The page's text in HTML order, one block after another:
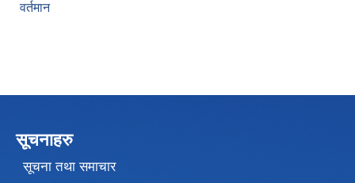
वर्तमान
सूचनाहरु
सूचना तथा समाचार